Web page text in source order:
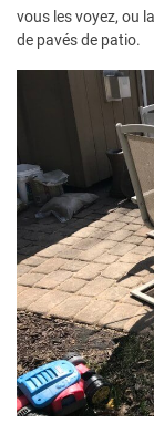
vous les voyez, ou
de pavés de patio.